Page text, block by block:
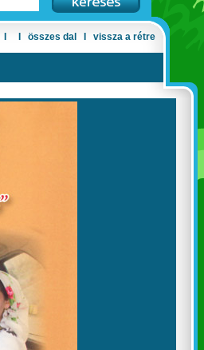
összes dal vissza a rétre